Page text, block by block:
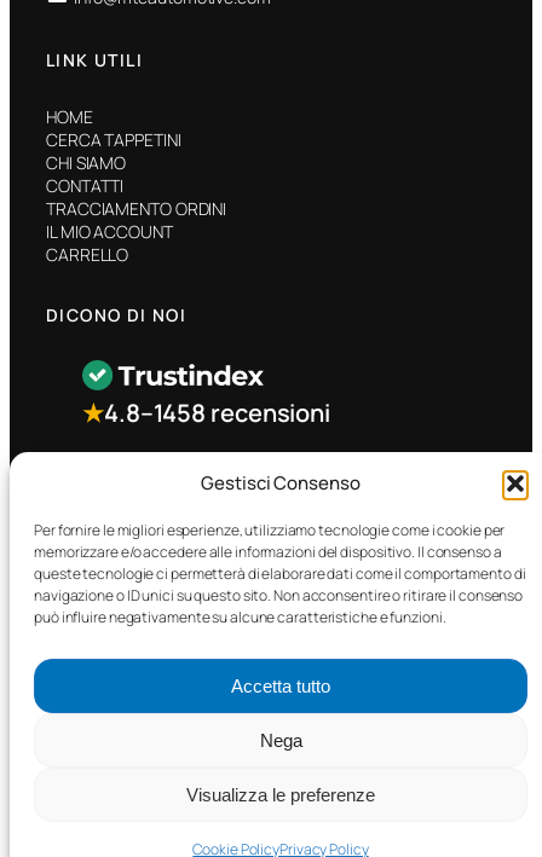
Gestisci Consenso
Per fornire le migliori esperienze, utilizziamo tecnologie come i cookie per
memorizzare e/o accedere alle informazioni del dispositivo. Il consenso a
queste tecnologie ci permetterà di elaborare dati come il comportamento di
navigazione o ID unici su questo sito. Non acconsentire o ritirare il consenso
può influire negativamente su alcune caratteristiche e funzioni.
Accetta tutto
Nega
Visualizza le preferenze
Cookie PolicyPrivacy Policy
LINK UTILI
HOME
CERCA TAPPETINI
CHI SIAMO
CONTATTI
TRACCIAMENTO ORDINI
IL MIO ACCOUNT
CARRELLO
DICONO DI NOI
★4.8–1458 recensioni
CONTATTO RAPIDO
Facebook
©2025 MTC Automotive s.r.l. . Tutti i diritti riservati. – P.I.